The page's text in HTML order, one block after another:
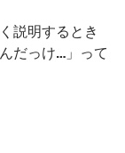
説明するとき
だっけ…」って